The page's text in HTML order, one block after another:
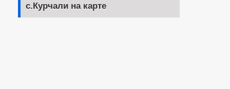
с.Курчали на карте